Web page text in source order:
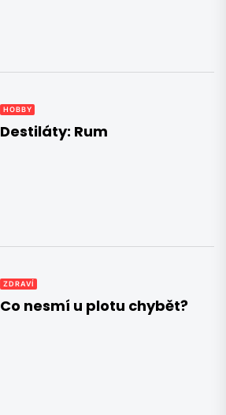
HOBBY
Destiláty: Rum
ZDRAVÍ
Co nesmí u plotu chybět?